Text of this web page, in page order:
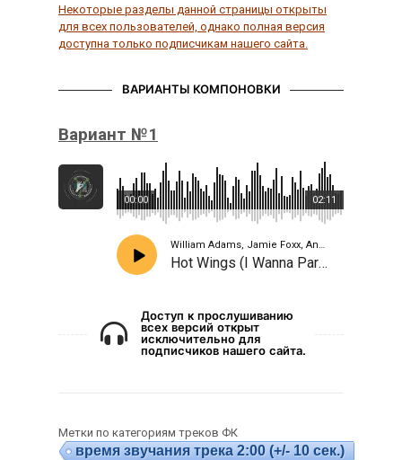
Некоторые разделы данной страницы открыты
для всех пользователей, однако полная версия
доступна только подписчикам нашего сайта.
ВАРИАНТЫ КОМПОНОВКИ
Вариант №1
02:11
00:00
William Adams, Jamie Foxx, Anne Hathaway
Hot Wings (I Wanna Party)
Доступ к прослушиванию
всех версий открыт
исключительно для
подписчиков нашего сайта.
Метки по категориям треков ФК
время звучания трека 2:00 (+/- 10 сек.)